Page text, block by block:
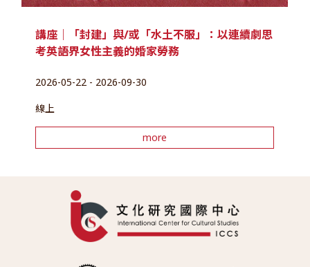
講座｜「封建」與/或「水土不服」：以連續劇思
考英語界女性主義的婚家勞務
2026-05-22 - 2026-09-30
線上
more